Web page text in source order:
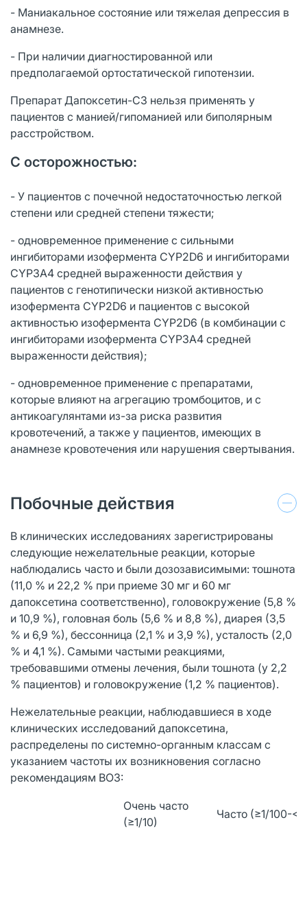
- Маниакальное состояние или тяжелая депрессия в
анамнезе.
- При наличии диагностированной или
предполагаемой ортостатической гипотензии.
Препарат Дапоксетин-СЗ нельзя применять у
пациентов с манией/гипоманией или биполярным
расстройством.
С осторожностью:
- У пациентов с почечной недостаточностью легкой
степени или средней степени тяжести;
- одновременное применение с сильными
ингибиторами изофермента CYP2D6 и ингибиторами
CYP3A4 средней выраженности действия у
пациентов с генотипически низкой активностью
изофермента CYP2D6 и пациентов с высокой
активностью изофермента CYP2D6 (в комбинации с
ингибиторами изофермента CYP3A4 средней
выраженности действия);
- одновременное применение с препаратами,
которые влияют на агрегацию тромбоцитов, и с
антикоагулянтами из-за риска развития
кровотечений, а также у пациентов, имеющих в
анамнезе кровотечения или нарушения свертывания.
Побочные действия
В клинических исследованиях зарегистрированы
следующие нежелательные реакции, которые
наблюдались часто и были дозозависимыми: тошнота
(11,0 % и 22,2 % при приеме 30 мг и 60 мг
дапоксетина соответственно), головокружение (5,8 %
и 10,9 %), головная боль (5,6 % и 8,8 %), диарея (3,5
% и 6,9 %), бессонница (2,1 % и 3,9 %), усталость (2,0
% и 4,1 %). Самыми частыми реакциями,
требовавшими отмены лечения, были тошнота (у 2,2
% пациентов) и головокружение (1,2 % пациентов).
Нежелательные реакции, наблюдавшиеся в ходе
клинических исследований дапоксетина,
распределены по системно-органным классам с
указанием частоты их возникновения согласно
рекомендациям ВОЗ:
Очень часто
(≥1/10)
Часто (≥1/100-<